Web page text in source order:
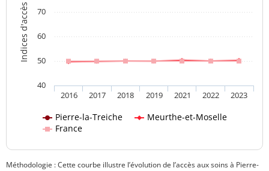
Pierre-la-Treiche
Meurthe-et-Moselle
France
2016 2017 2018 2019 2021 2022 2023
40
50
60
70
Méthodologie : Cette courbe illustre l’évolution de l’accès aux soins à Pierre-